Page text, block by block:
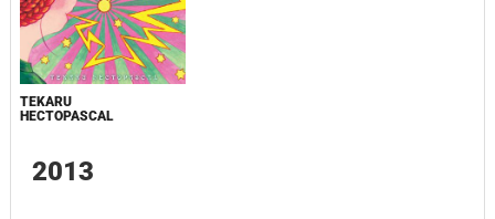
TEKARU
HECTOPASCAL
2013